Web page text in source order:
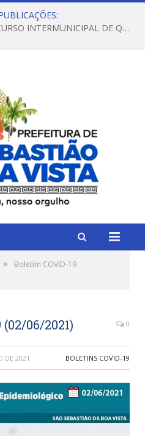
REGULAMENTO DO X CONCURSO INTERMUNICIPAL DE QUADRILHAS JUNINAS – 2026 – ARRAIÁ DA VENEZA
»
Boletim COVID-19
06/2021) 0
DE 2021 BOLETINS COVID-19